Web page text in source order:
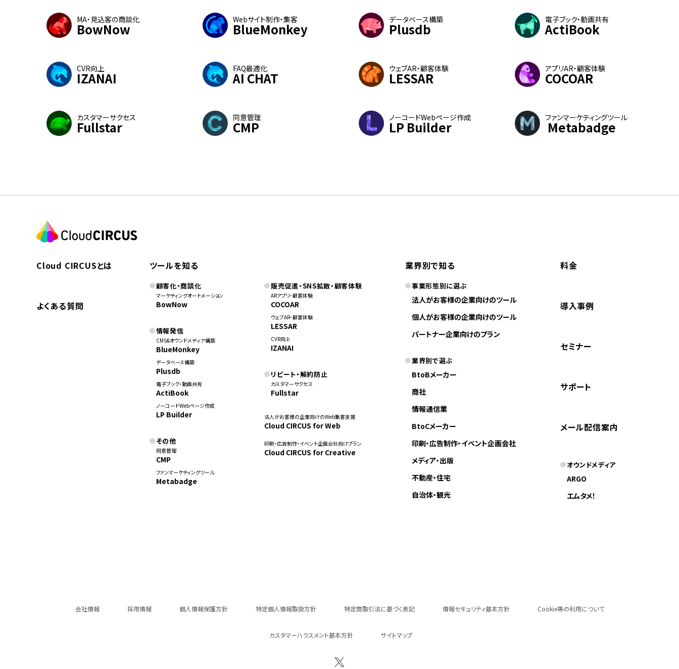
MA・見込客の商談化
BowNow
Webサイト制作・集客
BlueMonkey
データベース構築
Plusdb
電子ブック・動画共有
ActiBook
CVR向上
IZANAI
FAQ最適化
AI CHAT
ウェブAR・顧客体験
LESSAR
アプリAR・顧客体験
COCOAR
カスタマーサクセス
Fullstar
同意管理
CMP
ノーコードWebページ作成
LP Builder
ファンマーケティングツール
Metabadge
Cloud CIRCUSとは
よくある質問
ツールを知る
顧客化・商談化
マーケティングオートメーション
BowNow
情報発信
CMS&オウンドメディア構築
BlueMonkey
データベース構築
Plusdb
電子ブック・動画共有
ActiBook
ノーコードWebページ作成
LP Builder
その他
同意管理
CMP
ファンマーケティングツール
Metabadge
販売促進・SNS拡散・顧客体験
ARアプリ・顧客体験
COCOAR
ウェブAR・顧客体験
LESSAR
CVR向上
IZANAI
リピート・解約防止
カスタマーサクセス
Fullstar
法人がお客様の企業向けのWeb集客支援
Cloud CIRCUS for Web
印刷・広告制作・イベント企画会社向けプラン
Cloud CIRCUS for Creative
業界別で知る
事業形態別に選ぶ
法人がお客様の企業向けのツール
個人がお客様の企業向けのツール
パートナー企業向けのプラン
業界別で選ぶ
BtoBメーカー
商社
情報通信業
BtoCメーカー
印刷・広告制作・イベント企画会社
メディア・出版
不動産・住宅
自治体・観光
料金
導入事例
セミナー
サポート
メール配信案内
オウンドメディア
ARGO
エムタメ！
会社情報 採用情報 個人情報保護方針 特定個人情報取扱方針 特定商取引法に基づく表記 情報セキュリティ基本方針 Cookie等の利用について
カスタマーハラスメント基本方針 サイトマップ